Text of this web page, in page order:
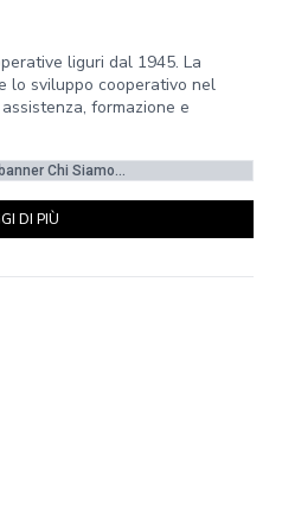
liguri dal 1945. La
lo sviluppo cooperativo nel
formazione e
Chi Siamo...
DI PIÙ